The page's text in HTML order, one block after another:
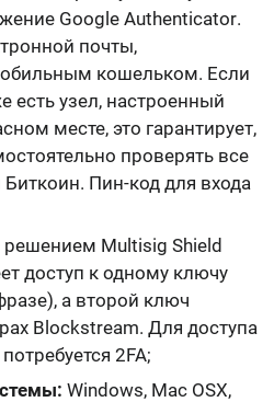
Google Authenticator.
почты,
кошельком. Если
есть узел, настроенный
месте, это гарантирует,
проверять все
Биткоин. Пин-код для входа
решением Multisig Shield
доступ к одному ключу
а второй ключ
Blockstream. Для доступа
2FA;
Windows, Mac OSX,